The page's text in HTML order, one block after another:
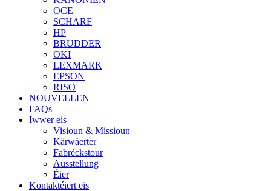
OCE
SCHARF
HP
BRUDDER
OKI
LEXMARK
EPSON
RISO
NOUVELLEN
FAQs
Iwwer eis
Visioun & Missioun
Kärwäerter
Fabréckstour
Ausstellung
Éier
Kontaktéiert eis